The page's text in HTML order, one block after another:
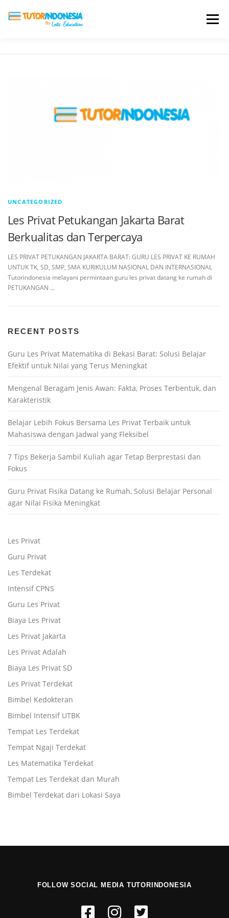
Menu
UNCATEGORIZED
Les Privat Petukangan Jakarta Barat
Berkualitas dan Terpercaya
LES PRIVAT PETUKANGAN JAKARTA BARAT: GURU LES PRIVAT KE RUMAH
UNTUK TK, SD, SMP, SMA KURIKULUM NASIONAL DAN INTERNASIONAL
Tutorindonesia melayani permintaan guru les privat datang ke rumah di
PETUKANGAN …
RECENT POSTS
Guru Les Privat Matematika di Bekasi Barat: Solusi Belajar
Efektif untuk Nilai yang Terus Meningkat
Mengenal Beragam Jenis Awan: Fakta, Proses Terbentuk, dan
Karakteristik
Belajar Lebih Fokus Bersama Les Privat Terbaik untuk
Mahasiswa dengan Jadwal yang Fleksibel
7 Tips Bekerja Sambil Kuliah agar Tetap Berprestasi dan
Fokus
Guru Privat Fisika Datang ke Rumah, Solusi Belajar Personal
agar Nilai Fisika Meningkat
Les Privat
Guru Privat
Les Terdekat
Intensif CPNS
Guru Les Privat
Biaya Les Privat
Les Privat Jakarta
Les Privat Adalah
Biaya Les Privat SD
Les Privat Terdekat
Bimbel Kedokteran
Bimbel Intensif UTBK
Tempat Les Terdekat
Tempat Ngaji Terdekat
Les Matematika Terdekat
Tempat Les Terdekat dan Murah
Bimbel Terdekat dari Lokasi Saya
FOLLOW SOCIAL MEDIA TUTORINDONESIA